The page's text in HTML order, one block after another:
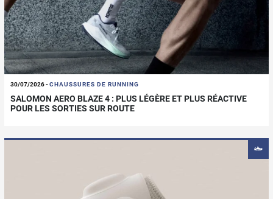
30/07/2026-CHAUSSURES DE RUNNING
SALOMON AERO BLAZE 4 : PLUS LÉGÈRE ET PLUS RÉACTIVE
POUR LES SORTIES SUR ROUTE